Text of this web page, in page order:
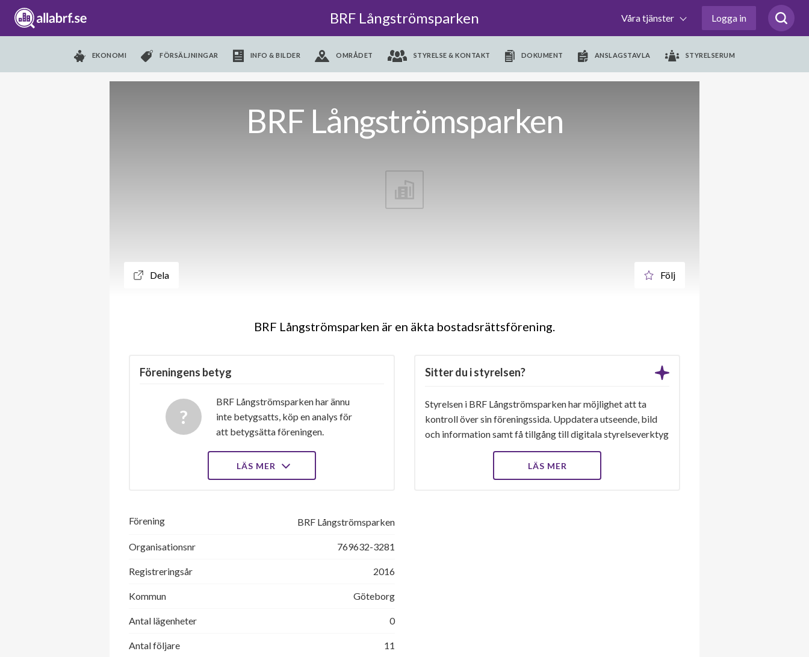
BRF Långströmsparken Våra tjänster Logga in
EKONOMI FÖRSÄLJNINGAR INFO & BILDER OMRÅDET STYRELSE & KONTAKT DOKUMENT ANSLAGSTAVLA STYRELSERUM
BRF Långströmsparken
Dela Följ
BRF Långströmsparken är en äkta bostadsrättsförening
Föreningens betyg
BRF Långströmsparken har ännu
inte betygsatts, köp en analys för
att betygsätta föreningen.
LÄS MER
Sitter du i styrelsen?
Styrelsen i BRF Långströmsparken har möjlighet att ta
kontroll över sin föreningssida. Uppdatera utseende, bild
och information samt få tillgång till digitala styrelseverktyg
LÄS MER
Förening BRF Långströmsparken
Organisationsnr 769632-3281
Registreringsår 2016
Kommun Göteborg
Antal lägenheter 0
Antal följare 11